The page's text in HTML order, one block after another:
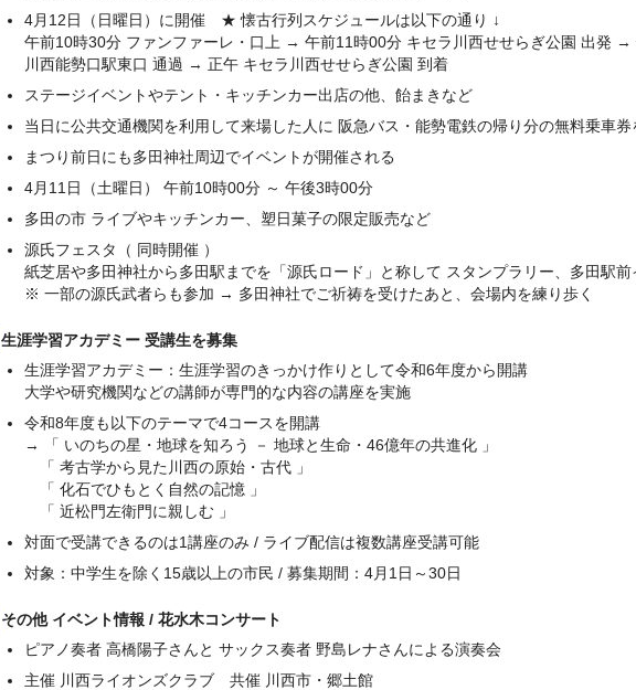
4月12日（日曜日）に開催 ★ 懐古行列スケジュールは以下の通り ↓
午前10時30分 ファンファーレ・口上 → 午前11時00分 キセラ川西せせらぎ公園 出発 →
川西能勢口駅東口 通過 → 正午 キセラ川西せせらぎ公園 到着
ステージイベントやテント・キッチンカー出店の他、飴まきなど
当日に公共交通機関を利用して来場した人に 阪急バス・能勢電鉄の帰り分の無料乗車券
まつり前日にも多田神社周辺でイベントが開催される
4月11日（土曜日） 午前10時00分 ～ 午後3時00分
多田の市 ライブやキッチンカー、塑日菓子の限定販売など
源氏フェスタ（ 同時開催 ）
紙芝居や多田神社から多田駅までを「源氏ロード」と称して スタンプラリー、多田駅
※ 一部の源氏武者らも参加 → 多田神社でご祈祷を受けたあと、会場内を練り歩く
生涯学習アカデミー 受講生を募集
生涯学習アカデミー：生涯学習のきっかけ作りとして令和6年度から開講
大学や研究機関などの講師が専門的な内容の講座を実施
令和8年度も以下のテーマで4コースを開講
→ 「 いのちの星・地球を知ろう － 地球と生命・46億年の共進化 」
「 考古学から見た川西の原始・古代 」
「 化石でひもとく自然の記憶 」
「 近松門左衛門に親しむ 」
対面で受講できるのは1講座のみ / ライブ配信は複数講座受講可能
対象：中学生を除く15歳以上の市民 / 募集期間：4月1日～30日
その他 イベント情報 / 花水木コンサート
ピアノ奏者 高橋陽子さんと サックス奏者 野島レナさんによる演奏会
主催 川西ライオンズクラブ 共催 川西市・郷土館